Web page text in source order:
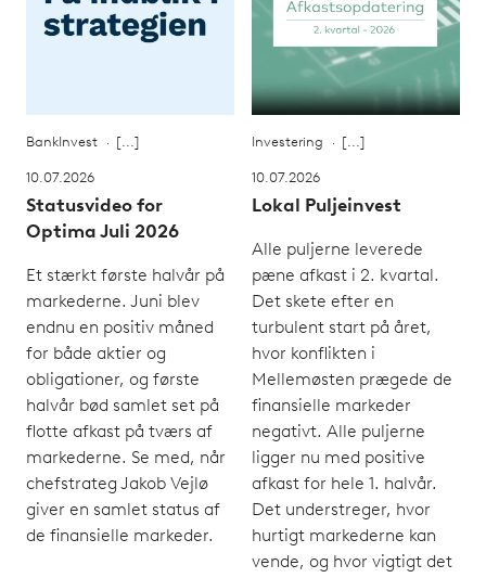
BankInvest
10.07.2026
Statusvideo for
Optima Juli 2026
Et stærkt første halvår på
markederne. Juni blev
endnu en positiv måned
for både aktier og
obligationer, og første
halvår bød samlet set på
flotte afkast på tværs af
markederne. Se med, når
chefstrateg Jakob Vejlø
giver en samlet status af
de finansielle markeder.
Investering
10.07.2026
Lokal Puljeinvest
Alle puljerne leverede
pæne afkast i 2. kvartal.
Det skete efter en
turbulent start på året,
hvor konflikten i
Mellemøsten prægede de
finansielle markeder
negativt. Alle puljerne
ligger nu med positive
afkast for hele 1. halvår.
Det understreger, hvor
hurtigt markederne kan
vende, og hvor vigtigt det